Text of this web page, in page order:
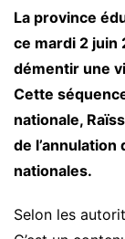
La province
ce mardi 2 juin
démentir une
Cette
nationale,
de
nationales.
Selon les